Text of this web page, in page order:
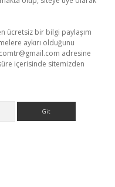
ücretsiz bir bilgi paylaşım
aykırı olduğunu
adresine
içerisinde sitemizden